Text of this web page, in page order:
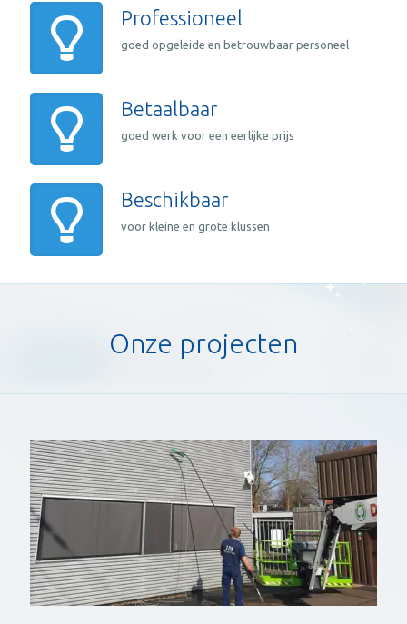
Professioneel
goed opgeleide en betrouwbaar personeel
Betaalbaar
goed werk voor een eerlijke prijs
Beschikbaar
voor kleine en grote klussen
Onze projecten